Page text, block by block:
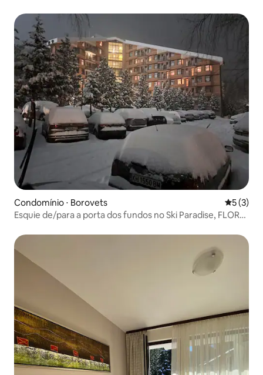
Condomínio ⋅ Borovets 5 de
5 (3)
Esquie de/para a porta dos fundos no Ski Paradise, FLORA